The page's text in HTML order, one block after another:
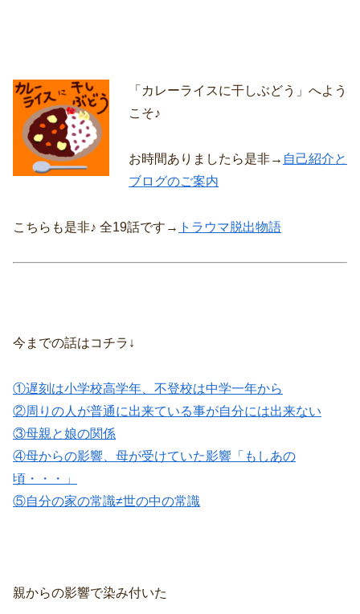
「カレーライスに干しぶどう」へよう
こそ♪
お時間ありましたら是非→ 自己紹介と
ブログのご案内
こちらも是非♪ 全19話です→ トラウマ脱出物語
今までの話はコチラ↓
①遅刻は小学校高学年、不登校は中学一年から
②周りの人が普通に出来ている事が自分には出来ない
③母親と娘の関係
④母からの影響、母が受けていた影響「もしあの
頃・・・」
⑤自分の家の常識≠世の中の常識
親からの影響で染み付いた